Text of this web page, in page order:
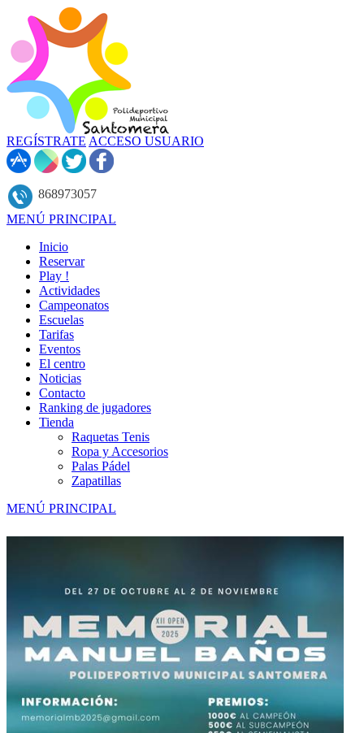
REGÍSTRATE ACCESO USUARIO
868973057
MENÚ PRINCIPAL
Inicio
Reservar
Play !
Actividades
Campeonatos
Escuelas
Tarifas
Eventos
El centro
Noticias
Contacto
Ranking de jugadores
Tienda
Raquetas Tenis
Ropa y Accesorios
Palas Pádel
Zapatillas
MENÚ PRINCIPAL